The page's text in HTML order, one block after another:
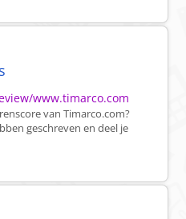
www.timarco.com
van Timarco.com?
geschreven en deel je